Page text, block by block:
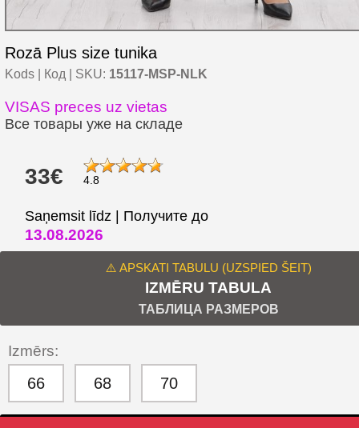
Rozā Plus size tunika
Kods | Код | SKU: 15117-MSP-NLK
VISAS preces uz vietas
Все товары уже на складе
33€ 4.8
Saņemsit līdz | Получите до
13.08.2026
⚠️ APSKATI TABULU (UZSPIED ŠEIT)
IZMĒRU TABULA
ТАБЛИЦА РАЗМЕРОВ
Izmērs:
66 68 70